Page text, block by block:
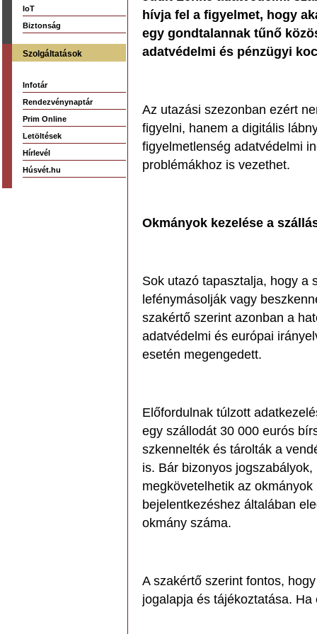
IoT
Biztonság
Szolgáltatások
Infotár
Rendezvénynaptár
Prim Online
Letöltések
Hírlevél
Húsvét.hu
hívja fel a figyelmet, hogy
egy gondtalannak tűnő
adatvédelmi és pénzügyi
Az utazási szezonban ezért
figyelni, hanem a digitális
figyelmetlenség adatvédelmi
problémákhoz is vezethet.
Okmányok kezelése a
Sok utazó tapasztalja, hogy a
lefénymásolják vagy
szakértő szerint azonban a
adatvédelmi és európai
esetén megengedett.
Előfordulnak túlzott
egy szállodát 30 000 eurós
szkennelték és tárolták a
is. Bár bizonyos
megkövetelhetik az
bejelentkezéshez általában
okmány száma.
A szakértő szerint fontos,
jogalapja és tájékoztatása.